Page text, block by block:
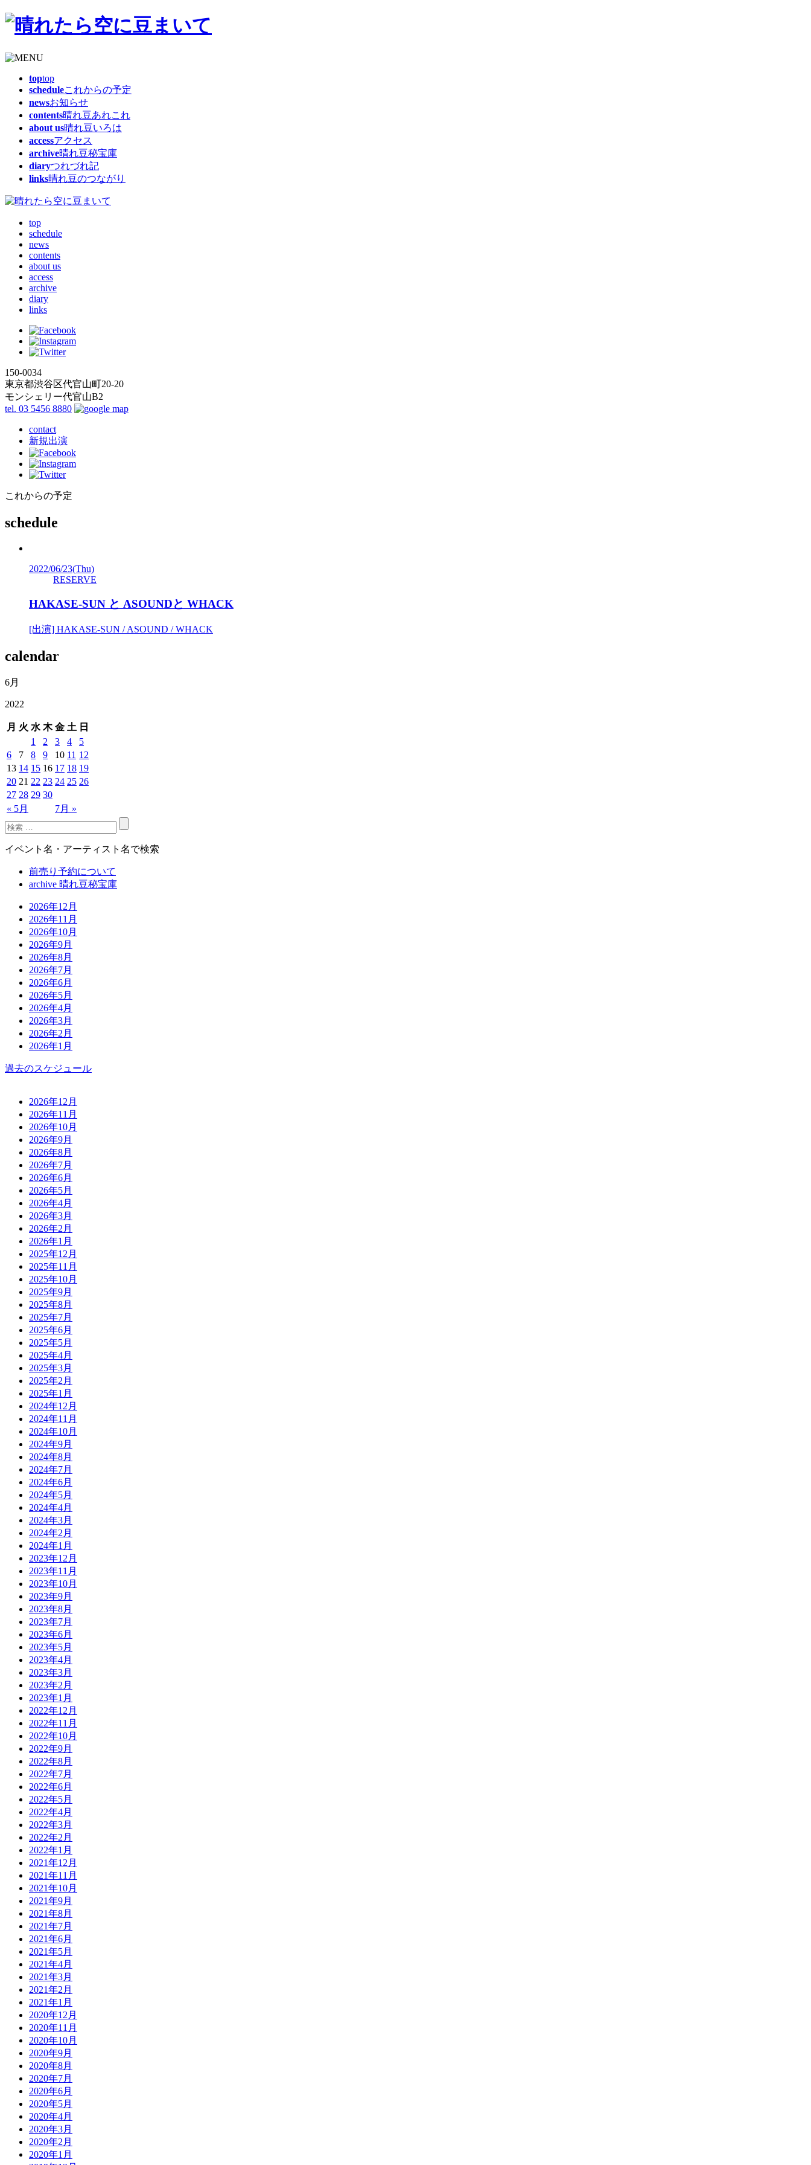
toptop
scheduleこれからの予定
newsお知らせ
contents晴れ豆あれこれ
about us晴れ豆いろは
accessアクセス
archive晴れ豆秘宝庫
diaryつれづれ記
links晴れ豆のつながり
top
schedule
news
contents
about us
access
archive
diary
links
150-0034
東京都渋谷区代官山町20-20
モンシェリー代官山B2
tel. 03 5456 8880
contact
新規出演
これからの予定
schedule
2022/06/23(Thu)
RESERVE
HAKASE-SUN と ASOUNDと WHACK
[出演] HAKASE-SUN / ASOUND / WHACK
calendar
6月
2022
月 火 水 木 金 土 日
« 5月 7月 »
1 2 3 4
5
6
7 8 9 10 11 12
13 14 15 16 17 18 19
20 21 22 23 24 25 26
27 28 29 30
イベント名・アーティスト名で検索
前売り予約について
archive 晴れ豆秘宝庫
2026年12月
2026年11月
2026年10月
2026年9月
2026年8月
2026年7月
2026年6月
2026年5月
2026年4月
2026年3月
2026年2月
2026年1月
過去のスケジュール
2026年12月
2026年11月
2026年10月
2026年9月
2026年8月
2026年7月
2026年6月
2026年5月
2026年4月
2026年3月
2026年2月
2026年1月
2025年12月
2025年11月
2025年10月
2025年9月
2025年8月
2025年7月
2025年6月
2025年5月
2025年4月
2025年3月
2025年2月
2025年1月
2024年12月
2024年11月
2024年10月
2024年9月
2024年8月
2024年7月
2024年6月
2024年5月
2024年4月
2024年3月
2024年2月
2024年1月
2023年12月
2023年11月
2023年10月
2023年9月
2023年8月
2023年7月
2023年6月
2023年5月
2023年4月
2023年3月
2023年2月
2023年1月
2022年12月
2022年11月
2022年10月
2022年9月
2022年8月
2022年7月
2022年6月
2022年5月
2022年4月
2022年3月
2022年2月
2022年1月
2021年12月
2021年11月
2021年10月
2021年9月
2021年8月
2021年7月
2021年6月
2021年5月
2021年4月
2021年3月
2021年2月
2021年1月
2020年12月
2020年11月
2020年10月
2020年9月
2020年8月
2020年7月
2020年6月
2020年5月
2020年4月
2020年3月
2020年2月
2020年1月